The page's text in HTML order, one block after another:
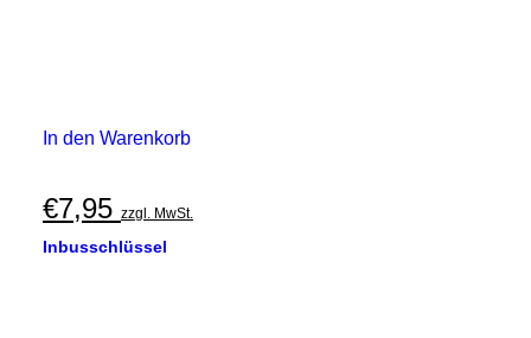
In den Warenkorb
€7,95 zzgl. MwSt.
Inbusschlüssel